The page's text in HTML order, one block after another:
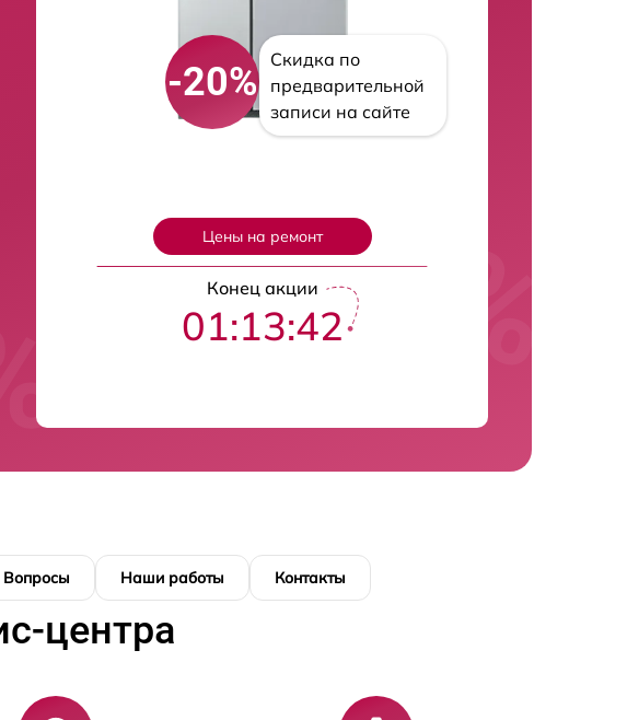
-20%
Скидка по
предварительной
записи на сайте
Цены на ремонт
Конец акции
01:13:41
Вопросы Наши работы Контакты
центра